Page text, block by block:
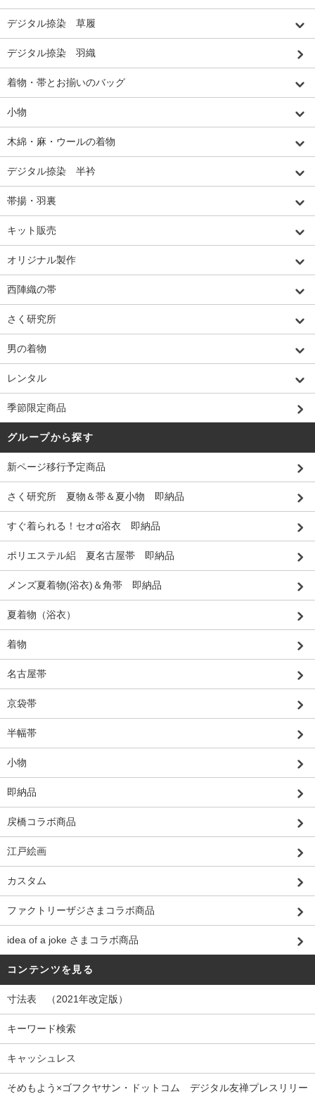
デジタル捺染 草履
デジタル捺染 羽織
着物・帯とお揃いのバッグ
小物
木綿・麻・ウールの着物
デジタル捺染 半衿
帯揚・羽裏
キット販売
オリジナル製作
西陣織の帯
さく研究所
男の着物
レンタル
季節限定商品
グループから探す
新ページ移行予定商品
さく研究所 夏物＆帯＆夏小物 即納品
すぐ着られる！セオα浴衣 即納品
ポリエステル絽 夏名古屋帯 即納品
メンズ夏着物(浴衣)＆角帯 即納品
夏着物（浴衣）
着物
名古屋帯
京袋帯
半幅帯
小物
即納品
戻橋コラボ商品
江戸絵画
カスタム
ファクトリーザジさまコラボ商品
idea of a joke さまコラボ商品
コンテンツを見る
寸法表 （2021年改定版）
キーワード検索
キャッシュレス
そめもよう×ゴフクヤサン・ドットコム デジタル友禅プレスリリー